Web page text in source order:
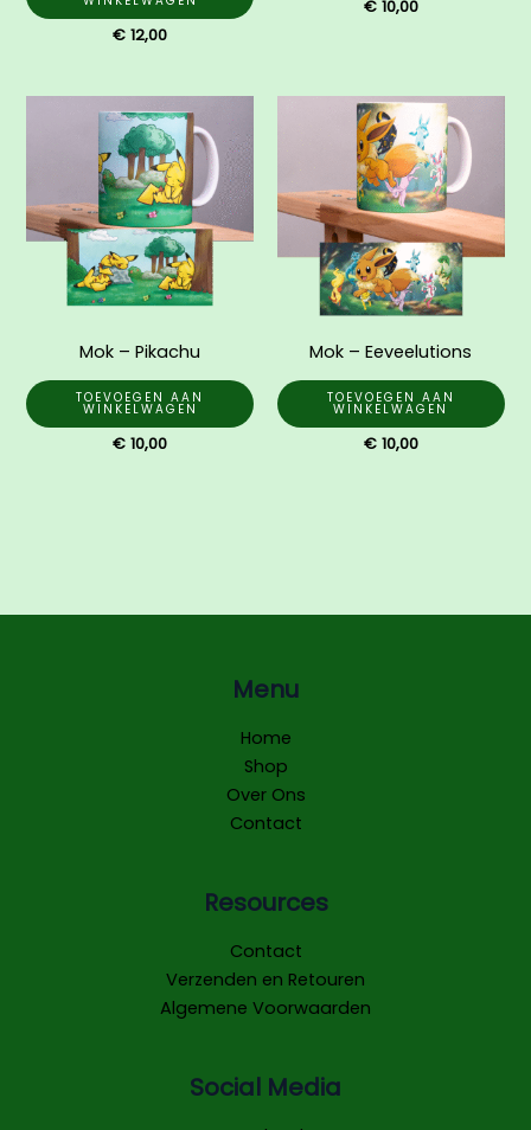
€ 12,00
€10,00
Mok – Pikachu
TOEVOEGEN AAN
WINKELWAGEN
€ 10,00
Mok – Eeveelutions
TOEVOEGEN AAN
WINKELWAGEN
€10,00
Menu
Home
Shop
Over Ons
Contact
Resources
Contact
Verzenden en Retouren
Algemene Voorwaarden
Social Media